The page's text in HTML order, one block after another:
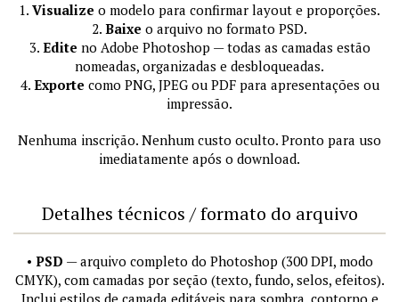
1. Visualize o modelo para confirmar layout e proporções.
2. Baixe o arquivo no formato PSD.
3. Edite no Adobe Photoshop — todas as camadas estão
nomeadas, organizadas e desbloqueadas.
4. Exporte como PNG, JPEG ou PDF para apresentações ou
impressão.
Nenhuma inscrição. Nenhum custo oculto. Pronto para uso
imediatamente após o download.
Detalhes técnicos / formato do arquivo
• PSD — arquivo completo do Photoshop (300 DPI, modo
CMYK), com camadas por seção (texto, fundo, selos, efeitos).